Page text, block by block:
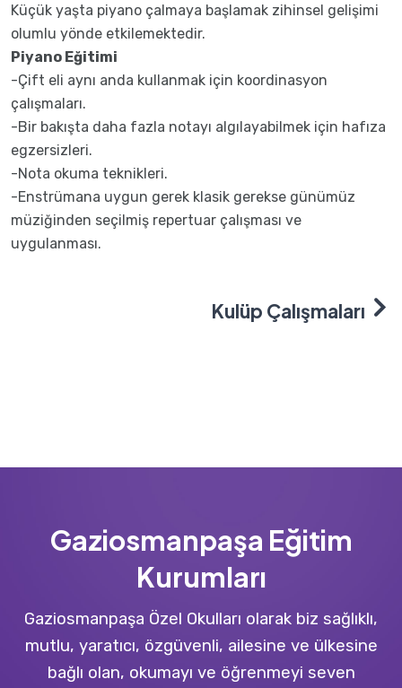
Küçük yaşta piyano çalmaya başlamak zihinsel gelişimi
olumlu yönde etkilemektedir.
Piyano Eğitimi
-Çift eli aynı anda kullanmak için koordinasyon
çalışmaları.
-Bir bakışta daha fazla notayı algılayabilmek için hafıza
egzersizleri.
-Nota okuma teknikleri.
-Enstrümana uygun gerek klasik gerekse günümüz
müziğinden seçilmiş repertuar çalışması ve
uygulanması.
Kulüp Çalışmaları
Gaziosmanpaşa Eğitim
Kurumları
Gaziosmanpaşa Özel Okulları olarak biz sağlıklı,
mutlu, yaratıcı, özgüvenli, ailesine ve ülkesine
bağlı olan, okumayı ve öğrenmeyi seven